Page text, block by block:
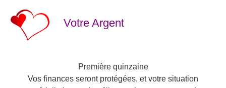
Votre Argent
Première quinzaine
Vos finances seront protégées, et votre situation